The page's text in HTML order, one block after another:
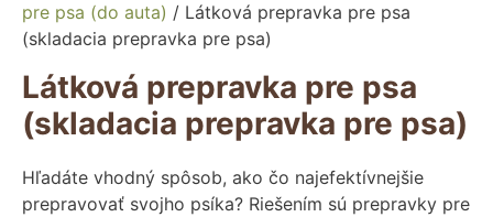
pre psa (do auta) / Látková prepravka pre psa
(skladacia prepravka pre psa)
Látková prepravka pre psa
(skladacia prepravka pre psa)
Hľadáte vhodný spôsob, ako čo najefektívnejšie
prepravovať svojho psíka? Riešením sú prepravky pre